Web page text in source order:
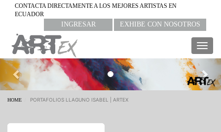
CONTACTA DIRECTAMENTE A LOS MEJORES ARTISTAS EN
ECUADOR
INGRESAR EXHIBE CON NOSOTROS
Previous
HOME PORTAFOLIOS LLAGUNO ISABEL | ARTEX